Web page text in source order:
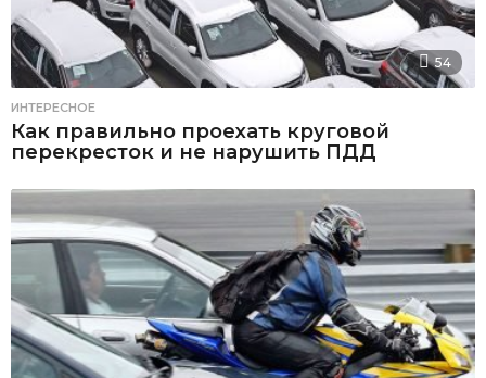
54
ИНТЕРЕСНОЕ
Как правильно проехать круговой
перекресток и не нарушить ПДД